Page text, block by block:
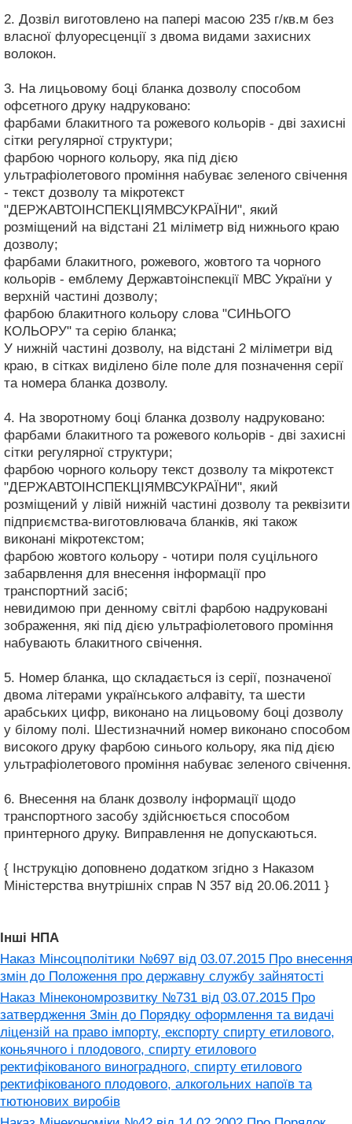
2. Дозвіл виготовлено на папері масою 235 г/кв.м без
власної флуоресценції з двома видами захисних
волокон.
3. На лицьовому боці бланка дозволу способом
офсетного друку надруковано:
фарбами блакитного та рожевого кольорів - дві захисні
сітки регулярної структури;
фарбою чорного кольору, яка під дією
ультрафіолетового проміння набуває зеленого свічення
- текст дозволу та мікротекст
"ДЕРЖАВТОІНСПЕКЦІЯМВСУКРАЇНИ", який
розміщений на відстані 21 міліметр від нижнього краю
дозволу;
фарбами блакитного, рожевого, жовтого та чорного
кольорів - емблему Державтоінспекції МВС України у
верхній частині дозволу;
фарбою блакитного кольору слова "СИНЬОГО
КОЛЬОРУ" та серію бланка;
У нижній частині дозволу, на відстані 2 міліметри від
краю, в сітках виділено біле поле для позначення серії
та номера бланка дозволу.
4. На зворотному боці бланка дозволу надруковано:
фарбами блакитного та рожевого кольорів - дві захисні
сітки регулярної структури;
фарбою чорного кольору текст дозволу та мікротекст
"ДЕРЖАВТОІНСПЕКЦІЯМВСУКРАЇНИ", який
розміщений у лівій нижній частині дозволу та реквізити
підприємства-виготовлювача бланків, які також
виконані мікротекстом;
фарбою жовтого кольору - чотири поля суцільного
забарвлення для внесення інформації про
транспортний засіб;
невидимою при денному світлі фарбою надруковані
зображення, які під дією ультрафіолетового проміння
набувають блакитного свічення.
5. Номер бланка, що складається із серії, позначеної
двома літерами українського алфавіту, та шести
арабських цифр, виконано на лицьовому боці дозволу
у білому полі. Шестизначний номер виконано способом
високого друку фарбою синього кольору, яка під дією
ультрафіолетового проміння набуває зеленого свічення.
6. Внесення на бланк дозволу інформації щодо
транспортного засобу здійснюється способом
принтерного друку. Виправлення не допускаються.
{ Інструкцію доповнено додатком згідно з Наказом
Міністерства внутрішніх справ N 357 від 20.06.2011 }
Інші НПА
Наказ Мінсоцполітики №697 від 03.07.2015 Про внесення
змін до Положення про державну службу зайнятості
Наказ Мінекономрозвитку №731 від 03.07.2015 Про
затвердження Змін до Порядку оформлення та видачі
ліцензій на право імпорту, експорту спирту етилового,
коньячного і плодового, спирту етилового
ректифікованого виноградного, спирту етилового
ректифікованого плодового, алкогольних напоїв та
тютюнових виробів